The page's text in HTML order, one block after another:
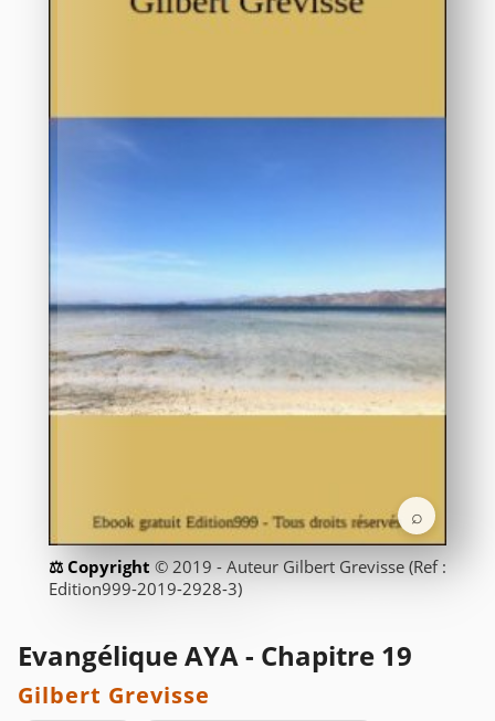
⌕
© 2019 - Auteur Gilbert Grevisse (Ref :
Edition999-2019-2928-3)
Evangélique AYA - Chapitre 19
Gilbert Grevisse